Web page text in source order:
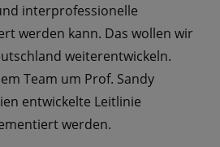
interprofessionelle
werden kann. Das wollen wir
weiterentwickeln.
Team um Prof. Sandy
entwickelte Leitlinie
werden.